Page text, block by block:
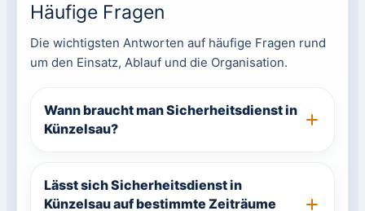
Häufige Fragen
Die wichtigsten Antworten auf häufige Fragen rund
um den Einsatz, Ablauf und die Organisation.
Wann braucht man Sicherheitsdienst in
Künzelsau?
Lässt sich Sicherheitsdienst in
Künzelsau auf bestimmte Zeiträume